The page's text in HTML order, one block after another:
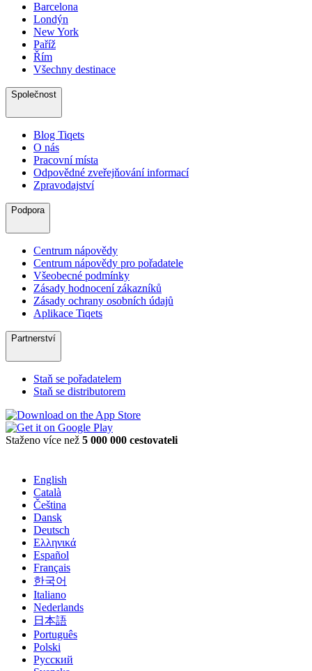
Barcelona
Londýn
New York
Paříž
Řím
Všechny destinace
Společnost
Blog Tiqets
O nás
Pracovní místa
Odpovědné zveřejňování informací
Zpravodajství
Podpora
Centrum nápovědy
Centrum nápovědy pro pořadatele
Všeobecné podmínky
Zásady hodnocení zákazníků
Zásady ochrany osobních údajů
Aplikace Tiqets
Partnerství
Staň se pořadatelem
Staň se distributorem
Staženo více než 5 000 000 cestovateli
English
Català
Čeština
Dansk
Deutsch
Ελληνικά
Español
Français
한국어
Italiano
Nederlands
日本語
Português
Polski
Русский